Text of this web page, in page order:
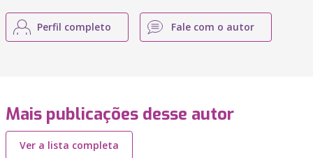
Perfil completo Fale com o autor
Mais publicações desse autor
Ver a lista completa